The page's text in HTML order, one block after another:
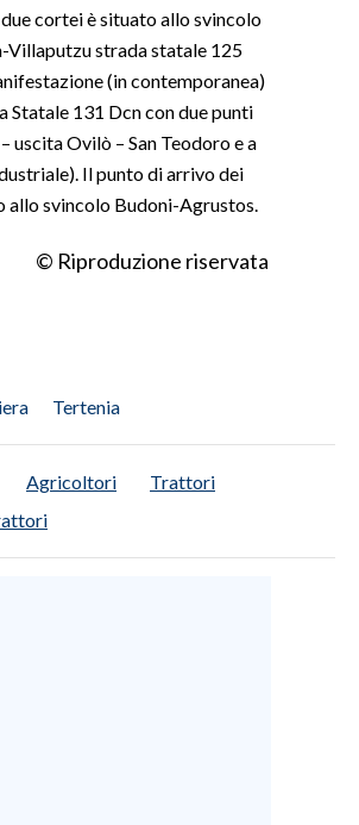
cortei è situato allo svincolo
Villaputzu strada statale 125
(in contemporanea)
Statale 131 Dcn con due punti
uscita Ovilò – San Teodoro e a
Il punto di arrivo dei
allo svincolo Budoni-Agrustos.
© Riproduzione riservata
Tertenia
Agricoltori
Trattori